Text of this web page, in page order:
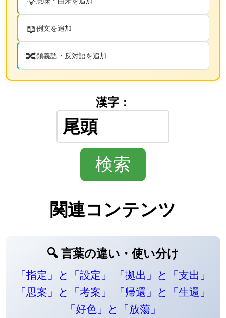
📖例文を追加
🔀類義語・反対語を追加
漢字：
関連コンテンツ
🔍 言葉の違い・使い分け
「指定」と「設定」
「拠出」と「支出」
「思案」と「考案」
「帰還」と「生還」
「好色」と「放蕩」